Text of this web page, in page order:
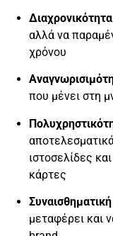
Διαχρονικότητα
αλλά να
χρόνου
που μένει στη
ιστοσελίδες
κάρτες
μεταφέρει και